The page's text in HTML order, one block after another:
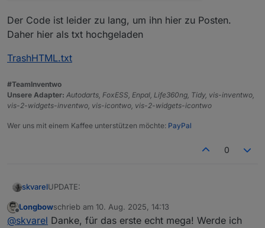
Der Code ist leider zu lang, um ihn hier zu Posten.
Daher hier als txt hochgeladen
TrashHTML.txt
#TeamInventwo
Unsere Adapter: Autodarts, FoxESS, Enpal, Life360ng, Tidy, vis-inventwo,
vis-2-widgets-inventwo, vis-icontwo, vis-2-widgets-icontwo
Wer uns mit einem Kaffee unterstützen möchte: PayPal
0
skvarelUPDATE:
Ein paar neue/weitere Einstellungen im Script:
Offline
Longbowschrieb am 10. Aug. 2025, 14:13
zuletzt editiert von
@skvarel Danke, für das erste echt mega! Werde ich